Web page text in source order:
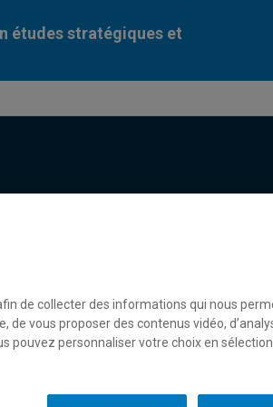
études stratégiques et
de collecter des informations qui nous
de vous proposer des contenus vidéo,
pouvez personnaliser votre choix en